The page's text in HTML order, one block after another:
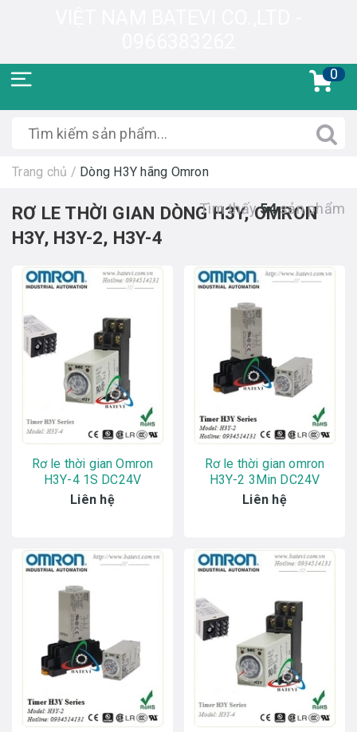
0
Trang chủ / Dòng H3Y hãng Omron
RƠ LE THỜI GIAN DÒNG H3Y, OMRON
H3Y, H3Y-2, H3Y-4
Tìm thấy54sản phẩm
Rơ le thời gian Omron
H3Y-4 1S DC24V
Liên hệ
Rơ le thời gian omron
H3Y-2 3Min DC24V
Liên hệ